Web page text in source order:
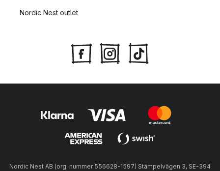
Nordic Nest outlet
Nordic Nest AB (org. nummer 556628-1597) Stämpelvägen 3, SE-394